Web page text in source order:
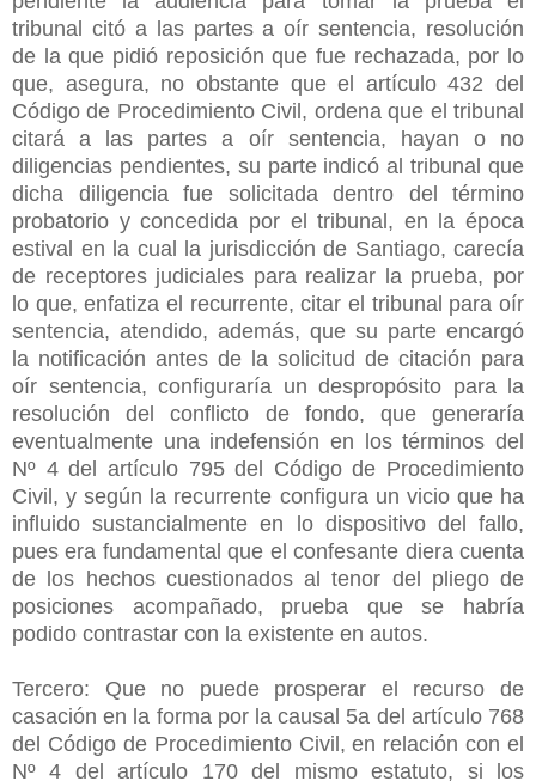
tribunal citó a las partes a oír sentencia, resolución
de la que pidió reposición que fue rechazada, por lo
que, asegura, no obstante que el artículo 432 del
Código de Procedimiento Civil, ordena que el tribunal
citará a las partes a oír sentencia, hayan o no
diligencias pendientes, su parte indicó al tribunal que
dicha diligencia fue solicitada dentro del término
probatorio y concedida por el tribunal, en la época
estival en la cual la jurisdicción de Santiago, carecía
de receptores judiciales para realizar la prueba, por
lo que, enfatiza el recurrente, citar el tribunal para oír
sentencia, atendido, además, que su parte encargó
la notificación antes de la solicitud de citación para
oír sentencia, configuraría un despropósito para la
resolución del conflicto de fondo, que generaría
eventualmente una indefensión en los términos del
Nº 4 del artículo 795 del Código de Procedimiento
Civil, y según la recurrente configura un vicio que ha
influido sustancialmente en lo dispositivo del fallo,
pues era fundamental que el confesante diera cuenta
de los hechos cuestionados al tenor del pliego de
posiciones acompañado, prueba que se habría
podido contrastar con la existente en autos.
Tercero: Que no puede prosperar el recurso de
casación en la forma por la causal 5a del artículo 768
del Código de Procedimiento Civil, en relación con el
Nº 4 del artículo 170 del mismo estatuto, si los